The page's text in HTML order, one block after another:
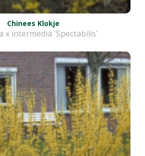
Chinees Klokje
x intermedia 'Spectabilis'